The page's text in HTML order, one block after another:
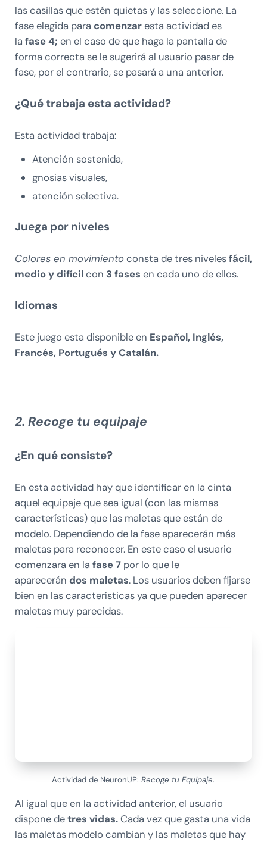
las casillas que estén quietas y las seleccione. La
fase elegida para comenzaresta actividad es
la fase 4; en el caso de que haga la pantalla de
forma correcta se le sugerirá al usuario pasar de
fase, por el contrario, se pasará a una anterior.
¿Qué trabaja esta actividad?
Esta actividad trabaja:
Atención sostenida,
gnosias visuales,
atención selectiva.
Juega por niveles
Colores en movimiento consta de tres nivelesfácil,
medio y difícilcon 3 fases en cada uno de ellos.
Idiomas
Este juego esta disponible en Español, Inglés,
Francés, Portugués y Catalán.
2. Recoge tu equipaje
¿En qué consiste?
En esta actividad hay que identificar en la cinta
aquel equipaje que sea igual (con las mismas
características) que las maletas que están de
modelo. Dependiendo de la fase aparecerán más
maletas para reconocer. En este caso el usuario
comenzara en la fase 7por lo que le
aparecerán dos maletas. Los usuarios deben fijarse
bien en las características ya que pueden aparecer
maletas muy parecidas.
Actividad de NeuronUP:Recoge tu Equipaje.
Al igual que en la actividad anterior, el usuario
dispone detres vidas.Cada vez que gasta una vida
las maletas modelo cambian y las maletas que hay